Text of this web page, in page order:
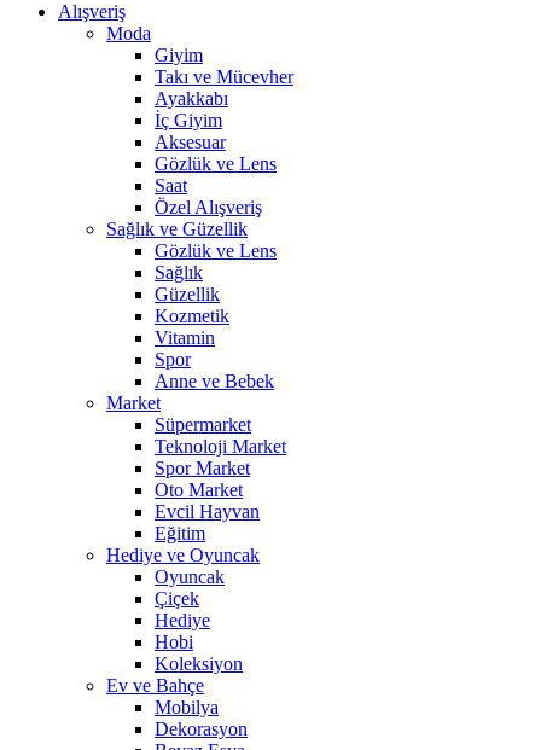
Alışveriş
Moda
Giyim
Takı ve Mücevher
Ayakkabı
İç Giyim
Aksesuar
Gözlük ve Lens
Saat
Özel Alışveriş
Sağlık ve Güzellik
Gözlük ve Lens
Sağlık
Güzellik
Kozmetik
Vitamin
Spor
Anne ve Bebek
Market
Süpermarket
Teknoloji Market
Spor Market
Oto Market
Evcil Hayvan
Eğitim
Hediye ve Oyuncak
Oyuncak
Çiçek
Hediye
Hobi
Koleksiyon
Ev ve Bahçe
Mobilya
Dekorasyon